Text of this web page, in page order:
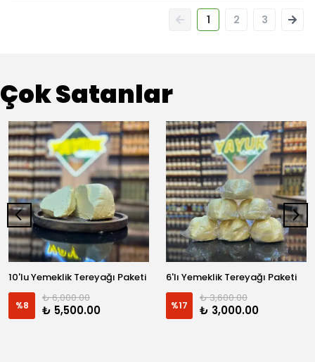
1 2 3
Çok Satanlar
10'lu Yemeklik Tereyağı Paketi
%8
₺ 6,000.00
₺ 5,500.00
6'lı Yemeklik Tereyağı Paketi
%17
₺ 3,600.00
₺ 3,000.00